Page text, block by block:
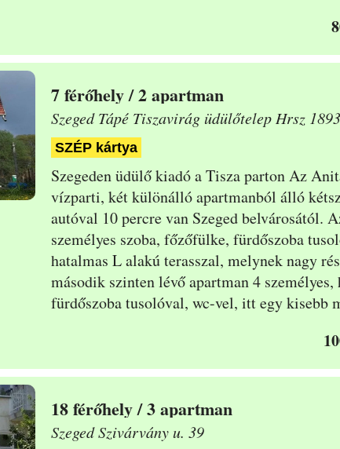
7 / 2 apartman
Szeged Tápé Tiszavirág üdülőtelep Hrsz
SZÉP kártya
Szegeden üdülő kiadó a Tisza parton Az
vízparti, két különálló apartmanból álló
autóval 10 percre van Szeged belvárosától.
személyes szoba, főzőfülke, fürdőszoba
hatalmas L alakú terasszal, melynek nagy
második szinten lévő apartman 4
fürdőszoba tusolóval, wc-vel, itt egy kisebb
18 / 3 apartman
Szeged Szivárvány u. 39